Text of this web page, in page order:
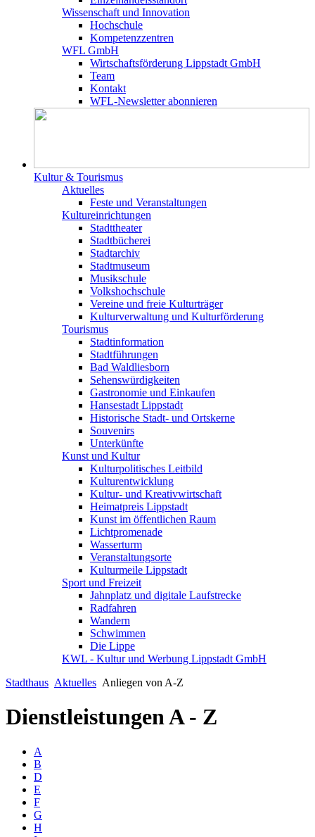
Wissenschaft und Innovation
Hochschule
Kompetenzzentren
WFL GmbH
Wirtschaftsförderung Lippstadt GmbH
Team
Kontakt
WFL-Newsletter abonnieren
Kultur & Tourismus
Aktuelles
Feste und Veranstaltungen
Kultureinrichtungen
Stadttheater
Stadtbücherei
Stadtarchiv
Stadtmuseum
Musikschule
Volkshochschule
Vereine und freie Kulturträger
Kulturverwaltung und Kulturförderung
Tourismus
Stadtinformation
Stadtführungen
Bad Waldliesborn
Sehenswürdigkeiten
Gastronomie und Einkaufen
Hansestadt Lippstadt
Historische Stadt- und Ortskerne
Souvenirs
Unterkünfte
Kunst und Kultur
Kulturpolitisches Leitbild
Kulturentwicklung
Kultur- und Kreativwirtschaft
Heimatpreis Lippstadt
Kunst im öffentlichen Raum
Lichtpromenade
Wasserturm
Veranstaltungsorte
Kulturmeile Lippstadt
Sport und Freizeit
Jahnplatz und digitale Laufstrecke
Radfahren
Wandern
Schwimmen
Die Lippe
KWL - Kultur und Werbung Lippstadt GmbH
Stadthaus Aktuelles Anliegen von A-Z
Dienstleistungen A - Z
A
B
D
E
F
G
H